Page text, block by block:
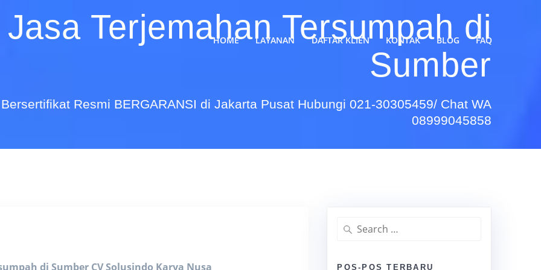
HOME LAYANAN DAFTAR KLIEN KONTAK BLOG FAQ
Terjemahan Tersumpah di
Sumber
Resmi BERGARANSI di Jakarta Pusat Hubungi 021-30305459/ Chat WA
08999045858
di Sumber CV Solusindo Karya Nusa
Search
for:
POS-POS TERBARU